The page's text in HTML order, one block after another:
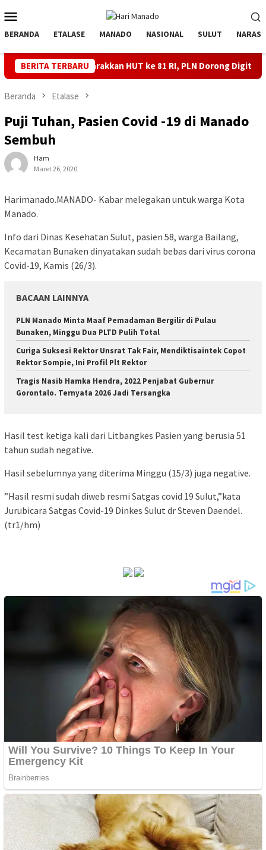
ke
kontenMobile
BERANDA ETALASE MANADO NASIONAL SULUT NARASI
BERITA TERBARU
Semarakkan HUT ke 81 RI, PLN Dorong Digitalisasi
Beranda Etalase
Puji Tuhan, Pasien Covid -19 di Manado
Sembuh
Ham
Maret 26, 2020
Harimanado.MANADO- Kabar melegakan untuk warga Kota
Manado.
Info dari Dinas Kesehatan Sulut, pasien 58, warga Bailang,
Kecamatan Bunaken dinyatakan sudah bebas dari virus corona
Covid-19, Kamis (26/3).
BACAAN LAINNYA
PLN Manado Minta Maaf Pemadaman Bergilir di Pulau
Bunaken, Minggu Dua PLTD Pulih Total
Curiga Suksesi Rektor Unsrat Tak Fair, Mendiktisaintek Copot
Rektor Sompie, Ini Profil Plt Rektor
Tragis Nasib Hamka Hendra, 2022 Penjabat Gubernur
Gorontalo. Ternyata 2026 Jadi Tersangka
Hasil test ketiga kali dari Litbangkes Pasien yang berusia 51
tahun sudah negative.
Hasil sebelumnya yang diterima Minggu (15/3) juga negative.
”Hasil resmi sudah diweb resmi Satgas covid 19 Sulut,”kata
Jurubicara Satgas Covid-19 Dinkes Sulut dr Steven Daendel.
(tr1/hm)